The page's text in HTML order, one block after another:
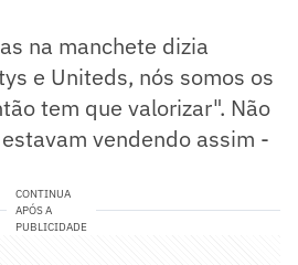
na manchete dizia
e Uniteds, nós somos os
tem que valorizar". Não
vendendo assim -
CONTINUA
APÓS A
PUBLICIDADE